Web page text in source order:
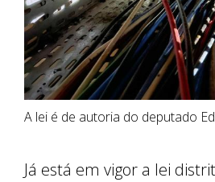
A lei é de autoria do deputado
Já está em vigor a lei